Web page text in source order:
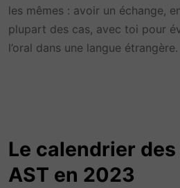
les mêmes : avoir un échange,
plupart des cas, avec toi pour
l’oral dans une langue étrangère.
Le calendrier
AST en 2023